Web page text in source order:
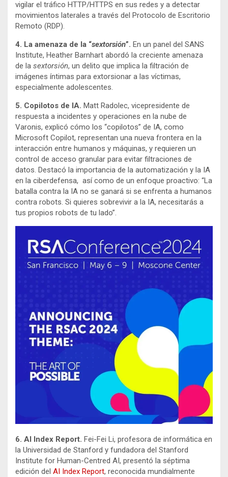
vigilar el tráfico HTTP/HTTPS en sus redes y a detectar
movimientos laterales a través del Protocolo de Escritorio
Remoto (RDP).
4. La amenaza de la “sextorsión”. En un panel del SANS
Institute, Heather Barnhart abordó la creciente amenaza
de la sextorsión, un delito que implica la filtración de
imágenes íntimas para extorsionar a las víctimas,
especialmente adolescentes.
5. Copilotos de IA. Matt Radolec, vicepresidente de
respuesta a incidentes y operaciones en la nube de
Varonis, explicó cómo los “copilotos” de IA, como
Microsoft Copilot, representan una nueva frontera en la
interacción entre humanos y máquinas, y requieren un
control de acceso granular para evitar filtraciones de
datos. Destacó la importancia de la automatización y la IA
en la ciberdefensa, así como de un enfoque proactivo: “La
batalla contra la IA no se ganará si se enfrenta a humanos
contra robots. Si quieres sobrevivir a la IA, necesitarás a
tus propios robots de tu lado”.
6. AI Index Report. Fei-Fei Li, profesora de informática en
la Universidad de Stanford y fundadora del Stanford
Institute for Human-Centred AI, presentó la séptima
edición del AI Index Report, reconocida mundialmente